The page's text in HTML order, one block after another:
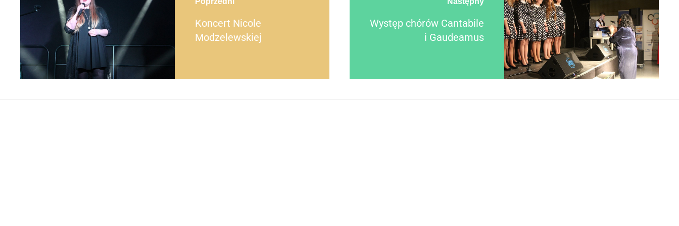
post
Koncert Nicole
Modzelewskiej
Występ chórów Cantabile
i Gaudeamus